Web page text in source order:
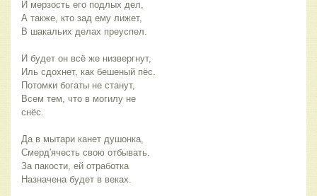
И мерзость его подлых дел,
А также, кто зад ему лижет,
В шакальих делах преуспел.
И будет он всё же низвергнут,
Иль сдохнет, как бешеный пёс.
Потомки богаты не станут,
Всем тем, что в могилу не
снёс.
Да в мытари канет душонка,
Смерд′ячесть свою отбывать.
За пакости, ей отработка
Назначена будет в веках.